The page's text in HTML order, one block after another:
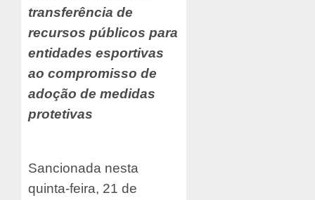
transferência de
recursos públicos para
entidades esportivas
ao compromisso de
adoção de medidas
protetivas
Sancionada nesta
quinta-feira, 21 de